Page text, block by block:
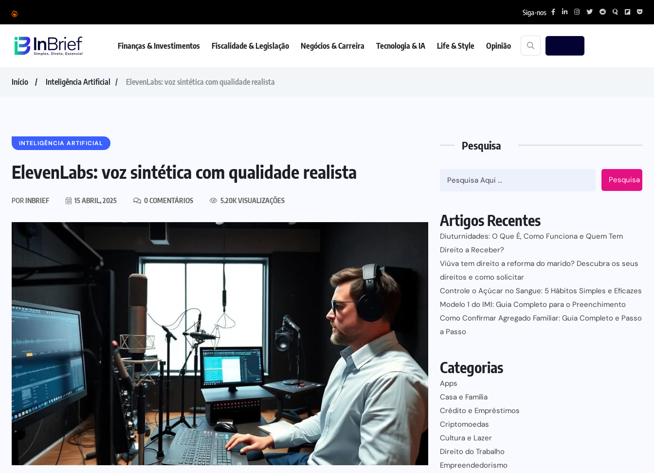
Siga-nos
Finanças & Investimentos Fiscalidade & Legislação Negócios & Carreira Tecnologia & IA Life & Style Opinião
Início Inteligência Artificial ElevenLabs: voz sintética com qualidade realista
INTELIGÊNCIA ARTIFICIAL
ElevenLabs: voz sintética com qualidade realista
PORINBRIEF 15 ABRIL, 2025 0 COMENTÁRIOS 5.20K VISUALIZAÇÕES
Pesquisa
Pesquisa
Artigos Recentes
Diuturnidades: O Que É, Como Funciona e Quem Tem
Direito a Receber?
Viúva tem direito a reforma do marido? Descubra os seus
direitos e como solicitar
Controle o Açúcar no Sangue: 5 Hábitos Simples e Eficazes
Modelo 1 do IMI: Guia Completo para o Preenchimento
Como Confirmar Agregado Familiar: Guia Completo e Passo
a Passo
Categorias
Apps
Casa e Família
Crédito e Empréstimos
Criptomoedas
Cultura e Lazer
Direito do Trabalho
Empreendedorismo